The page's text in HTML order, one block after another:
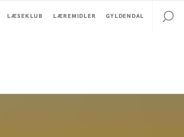
LÆSEKLUB LÆREMIDLER GYLDENDAL